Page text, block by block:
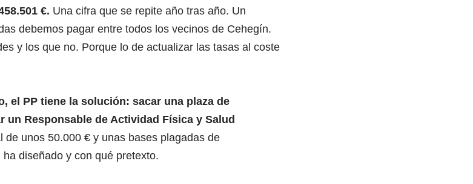
€. Una cifra que se repite año tras año. Un
debemos pagar entre todos los vecinos de Cehegín.
y los que no. Porque lo de actualizar las tasas al coste
el PP tiene la solución: sacar una plaza de
un Responsable de Actividad Física y Salud
de unos 50.000 € y unas bases plagadas de
diseñado y con qué pretexto.